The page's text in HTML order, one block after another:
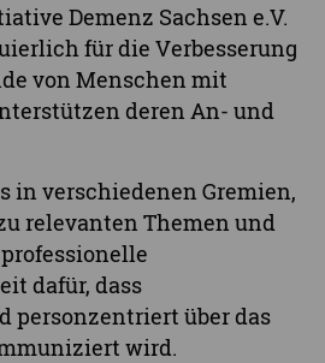
Demenz Sachsen e.V.
für die Verbesserung
von Menschen mit
deren An- und
in verschiedenen Gremien,
relevanten Themen und
dafür, dass
personzentriert über das
wird.